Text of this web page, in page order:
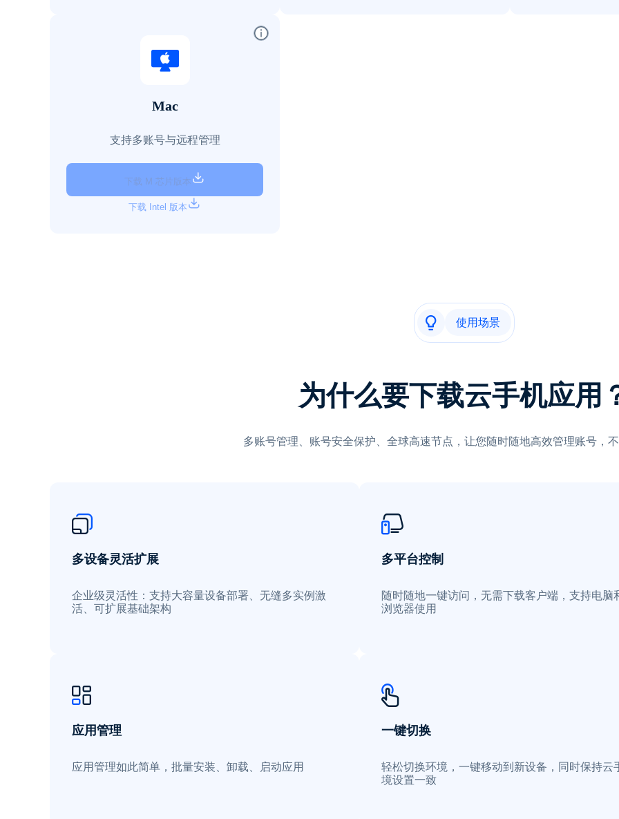
Mac
支持多账号与远程管理
下载 M 芯片版本
下载 Intel 版本
使用场景
为什么要下载云手机应用
多账号管理、账号安全保护、全球高速节点，让您随时随地高效管理账号，不
多设备灵活扩展
企业级灵活性：支持大容量设备部署、无缝多实例激
活、可扩展基础架构
多平台控制
随时随地一键访问，无需下载客户端，支持电脑
浏览器使用
应用管理
应用管理如此简单，批量安装、卸载、启动应用
一键切换
轻松切换环境，一键移动到新设备，同时保持云
境设置一致